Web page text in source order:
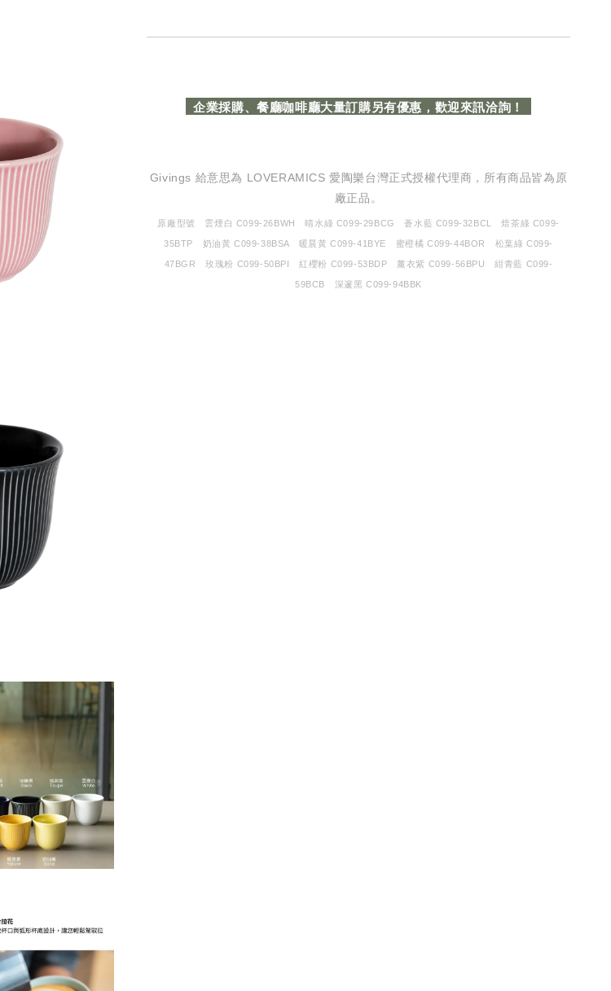
企業採購、餐廳咖啡廳大量訂購另有優惠，歡迎來訊洽詢！
Givings 給意思為 LOVERAMICS 愛陶樂台灣正式授權代理商，所有商品皆為原
廠正品。
原廠型號 雲煙白 C099-26BWH 晴水綠 C099-29BCG 蒼水藍 C099-32BCL 焙茶綠 C099-
35BTP 奶油黃 C099-38BSA 暖晨黃 C099-41BYE 蜜橙橘 C099-44BOR 松葉綠 C099-
47BGR 玫瑰粉 C099-50BPI 紅櫻粉 C099-53BDP 薰衣紫 C099-56BPU 紺青藍 C099-
59BCB 深邃黑 C099-94BBK